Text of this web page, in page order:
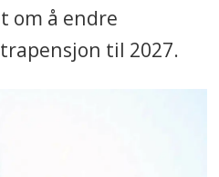
om å endre
til 2027.